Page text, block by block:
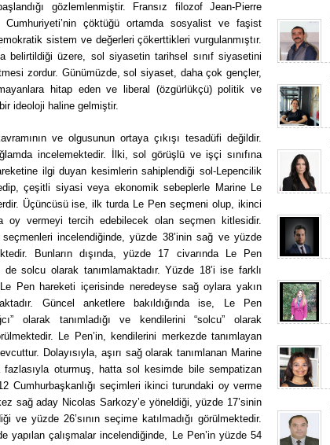
gözlemlenmiştir. Fransız filozof Jean-Pierre
Cumhuriyeti’nin çöktüğü ortamda sosyalist ve faşist
sistem ve değerleri çökerttikleri vurgulanmıştır.
belirtildiği üzere, sol siyasetin tarihsel sınıf siyasetini
zordur. Günümüzde, sol siyaset, daha çok gençler,
hitap eden ve liberal (özgürlükçü) politik ve
ideoloji haline gelmiştir.
ve olgusunun ortaya çıkışı tesadüfi değildir.
incelemektedir. İlki, sol görüşlü ve işçi sınıfına
ilgi duyan kesimlerin sahiplendiği sol-Lepencilik
çeşitli siyasi veya ekonomik sebeplerle Marine Le
Üçüncüsü ise, ilk turda Le Pen seçmeni olup, ikinci
vermeyi tercih edebilecek olan seçmen kitlesidir.
incelendiğinde, yüzde 38’inin sağ ve yüzde
Bunların dışında, yüzde 17 civarında Le Pen
solcu olarak tanımlamaktadır. Yüzde 18’i ise farklı
Pen hareketi içerisinde neredeyse sağ oylara yakın
Güncel anketlere bakıldığında ise, Le Pen
olarak tanımladığı ve kendilerini “solcu” olarak
Le Pen’in, kendilerini merkezde tanımlayan
Dolayısıyla, aşırı sağ olarak tanımlanan Marine
oturmuş, hatta sol kesimde bile sempatizan
Cumhurbaşkanlığı seçimleri ikinci turundaki oy verme
sağ aday Nicolas Sarkozy’e yöneldiği, yüzde 17’sinin
yüzde 26’sının seçime katılmadığı görülmektedir.
yapılan çalışmalar incelendiğinde, Le Pen’in yüzde 54